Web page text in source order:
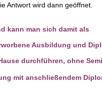
Antwort wird dann geöffnet.
kann man sich damit als
Ausbildung und
durchführen, ohne
mit anschließendem